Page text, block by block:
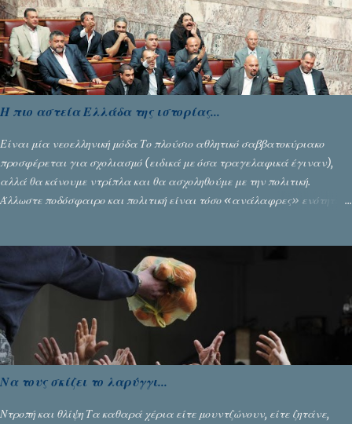
υπάρχουν και τα δυσάρεστα. Τα πολύ δυσάρεστα...
Η πιο αστεία Ελλάδα της ιστορίας...
Είναι μία νεοελληνική μόδα Το πλούσιο αθλητικό σαββατοκύριακο
προσφέρεται για σχολιασμό (ειδικά με όσα τραγελαφικά έγιναν),
αλλά θα κάνουμε ντρίπλα και θα ασχοληθούμε με την πολιτική.
Άλλωστε ποδόσφαιρο και πολιτική είναι τόσο «ανάλαφρες» ενότητες
Να τους σκίζει το λαρύγγι...
Ντροπή και θλίψη Τα καθαρά χέρια είτε μουντζώνουν, είτε ζητάνε,